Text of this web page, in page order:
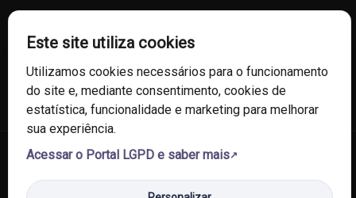
Este site utiliza cookies
Utilizamos cookies necessários para o funcionamento
do site e, mediante consentimento, cookies de
estatística, funcionalidade e marketing para melhorar
sua experiência.
Acessar o Portal LGPD e saber mais